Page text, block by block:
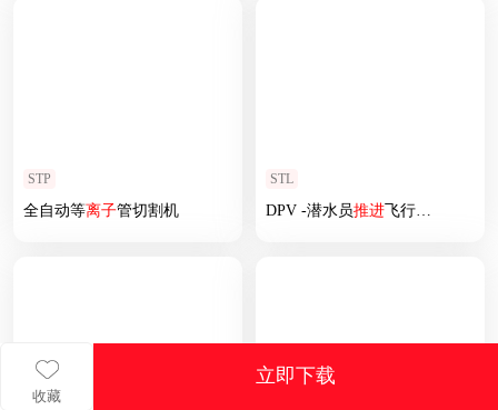
收藏
立即下载
STP
全自动等离子管切割机
STL
DPV -潜水员推进飞行器MK2